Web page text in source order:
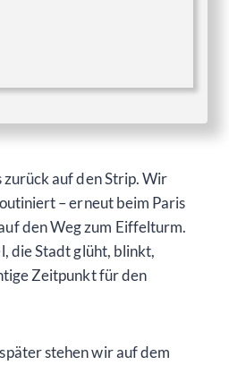
zurück auf den Strip. Wir
– erneut beim Paris
den Weg zum Eiffelturm.
die Stadt glüht, blinkt,
Zeitpunkt für den
stehen wir auf dem